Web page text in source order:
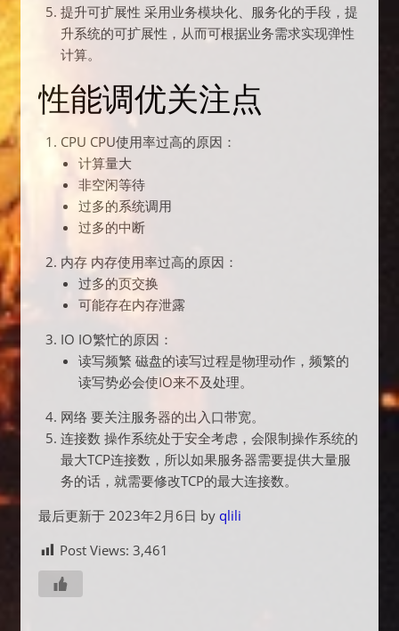
提升可扩展性 采用业务模块化、服务化的手段，提
升系统的可扩展性，从而可根据业务需求实现弹性
计算。
性能调优关注点
CPU CPU使用率过高的原因：
计算量大
非空闲等待
过多的系统调用
过多的中断
内存 内存使用率过高的原因：
过多的页交换
可能存在内存泄露
IO IO繁忙的原因：
读写频繁 磁盘的读写过程是物理动作，频繁的
读写势必会使IO来不及处理。
网络 要关注服务器的出入口带宽。
连接数 操作系统处于安全考虑，会限制操作系统的
最大TCP连接数，所以如果服务器需要提供大量服
务的话，就需要修改TCP的最大连接数。
最后更新于 2023年2月6日 by qlili
Post Views: 3,461